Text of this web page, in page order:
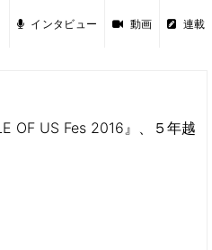
インタビュー 動画 連載
OF US Fes 2016』、５年越